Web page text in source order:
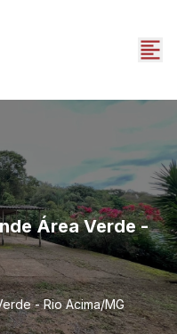
Área Verde -
- Rio Acima/MG